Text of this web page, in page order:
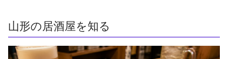
山形の居酒屋を知る